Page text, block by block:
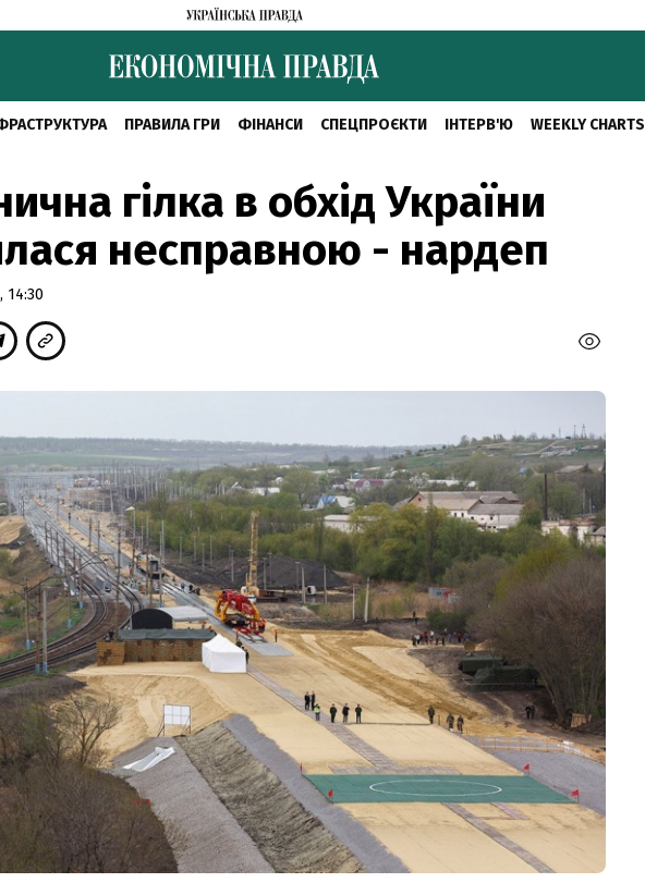
ПРАВИЛА ГРИ ФІНАНСИ СПЕЦПРОЄКТИ ІНТЕРВ'Ю WEEKLY CHARTS
гілка в обхід України
несправною - нардеп